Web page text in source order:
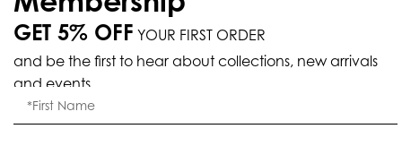
GET 5% OFF YOUR FIRST ORDER
and be the first to hear about collections, new arrivals
and events.